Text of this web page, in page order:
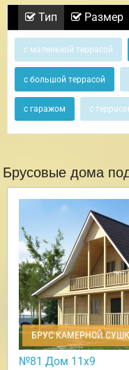
Тип Размер
с маленькой террасой
с большой террасой
с гаражом с
Брусовые дома
БРУС КАМЕРНОЙ
№81 Дом 11х9